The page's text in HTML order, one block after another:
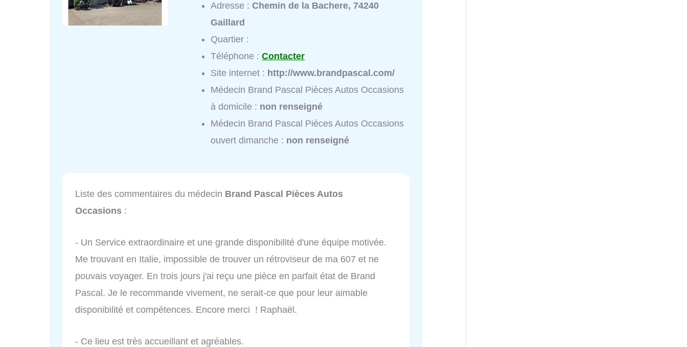
Adresse :Chemin de la Bachere, 74240
Gaillard
Quartier :
Téléphone :Contacter
Site internet : http://www.brandpascal.com/
Médecin Brand Pascal Pièces Autos Occasions
à domicile : non renseigné
Médecin Brand Pascal Pièces Autos Occasions
ouvert dimanche : non renseigné
Liste des commentaires du médecin Brand Pascal Pièces Autos
Occasions :
- Un Service extraordinaire et une grande disponibilité d'une équipe motivée.
Me trouvant en Italie, impossible de trouver un rétroviseur de ma 607 et ne
pouvais voyager. En trois jours j'ai reçu une pièce en parfait état de Brand
Pascal. Je le recommande vivement, ne serait-ce que pour leur aimable
disponibilité et compétences. Encore merci ! Raphaël.
- Ce lieu est très accueillant et agréables.